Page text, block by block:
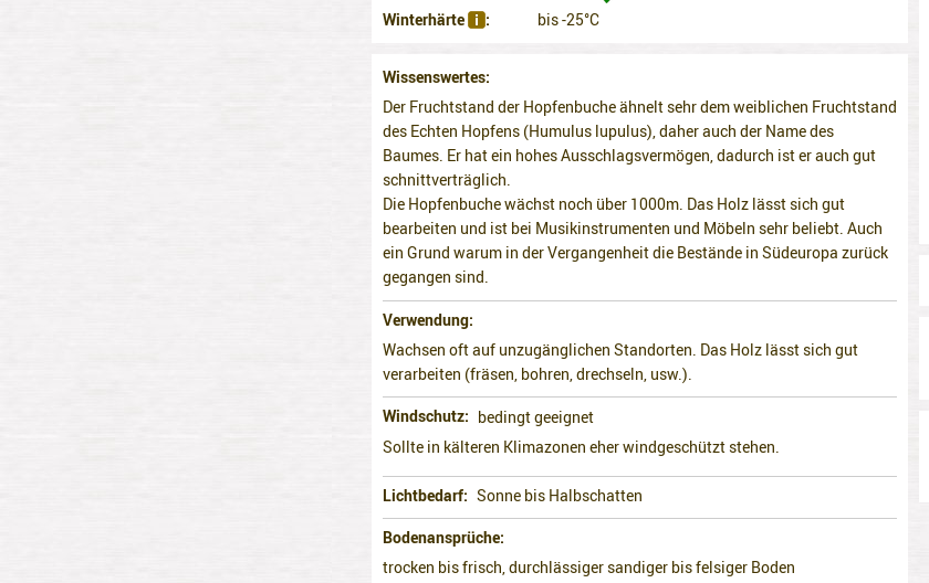
Winterhärte
bis -25°C
Wissenswertes
Der Fruchtstand der Hopfenbuche ähnelt sehr dem weiblichen Fruchtstand
des Echten Hopfens (Humulus lupulus), daher auch der Name des
Baumes. Er hat ein hohes Ausschlagsvermögen, dadurch ist er auch gut
schnittverträglich.
Die Hopfenbuche wächst noch über 1000m. Das Holz lässt sich gut
bearbeiten und ist bei Musikinstrumenten und Möbeln sehr beliebt. Auch
ein Grund warum in der Vergangenheit die Bestände in Südeuropa zurück
gegangen sind.
Verwendung
Wachsen oft auf unzugänglichen Standorten. Das Holz lässt sich gut
verarbeiten (fräsen, bohren, drechseln, usw.).
Windschutz
bedingt geeignet
Sollte in kälteren Klimazonen eher windgeschützt stehen.
Lichtbedarf
Sonne bis Halbschatten
Bodenansprüche
trocken bis frisch, durchlässiger sandiger bis felsiger Boden